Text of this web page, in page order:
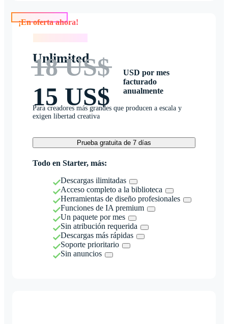
Unlimited
18 US$
15 US$
USD por mes
facturado
anualmente
Para creadores más grandes que producen a escala y
exigen libertad creativa
Prueba gratuita de 7 días
Todo en Starter, más:
Descargas ilimitadas
Acceso completo a la biblioteca
Herramientas de diseño profesionales
Funciones de IA premium
Un paquete por mes
Sin atribución requerida
Descargas más rápidas
Soporte prioritario
Sin anuncios